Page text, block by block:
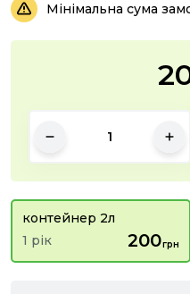
Мінімальна сума
контейнер 2л
1 рік
200грн